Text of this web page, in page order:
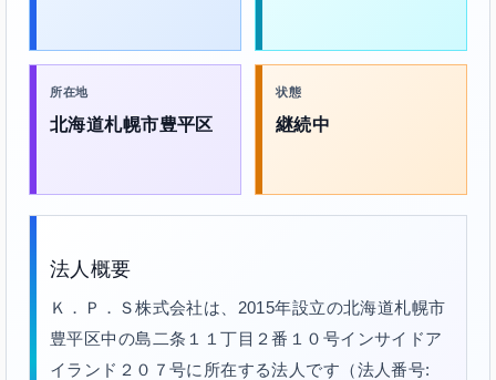
所在地
北海道札幌市豊平区
状態
継続中
法人概要
Ｋ．Ｐ．Ｓ株式会社は、2015年設立の北海道札幌市
豊平区中の島二条１１丁目２番１０号インサイドア
イランド２０７号に所在する法人です（法人番号: